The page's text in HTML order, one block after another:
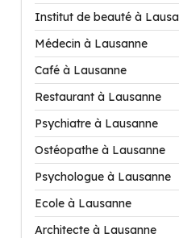
Institut de beauté à
Médecin à Lausanne
Café à Lausanne
Restaurant à Lausanne
Psychiatre à Lausanne
Ostéopathe à Lausanne
Psychologue à Lausanne
Ecole à Lausanne
Architecte à Lausanne